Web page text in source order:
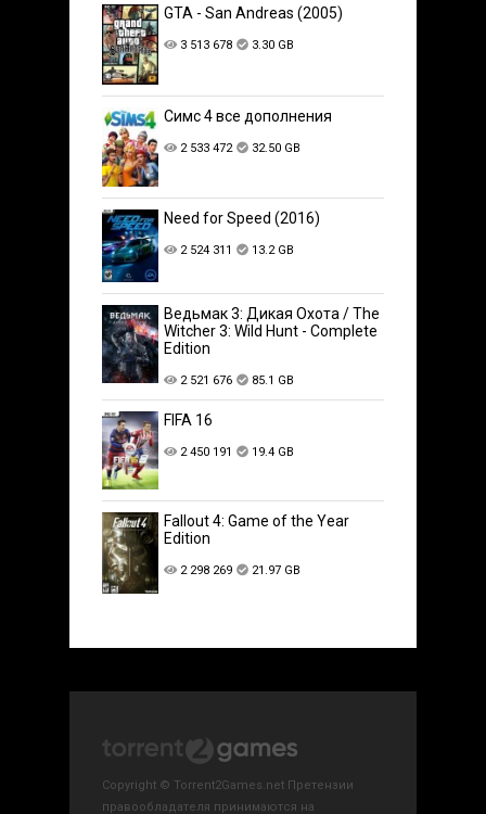
GTA - San Andreas (2005)
3 513 678 3.30 GB
Симс 4 все дополнения
2 533 472 32.50 GB
Need for Speed (2016)
2 524 311 13.2 GB
Ведьмак 3: Дикая Охота / The
Witcher 3: Wild Hunt - Complete
Edition
2 521 676 85.1 GB
FIFA 16
2 450 191 19.4 GB
Fallout 4: Game of the Year
Edition
2 298 269 21.97 GB
Copyright © Torrent2Games.net Претензии
правообладателя принимаются на